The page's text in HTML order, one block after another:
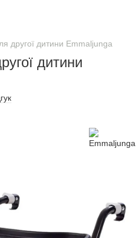
другої дитини Emmaljunga
дитини